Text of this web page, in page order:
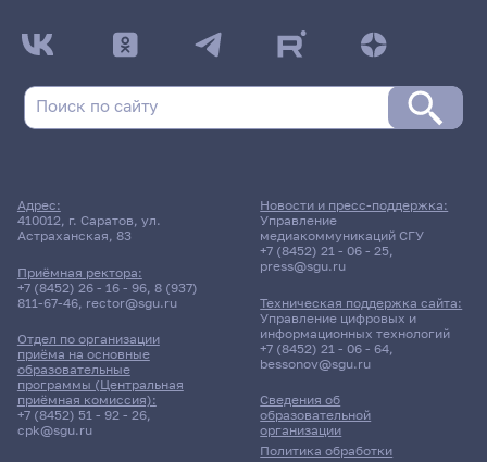
Адрес:
410012, г. Саратов, ул.
Астраханская, 83
Приёмная ректора:
+7 (8452) 26 - 16 - 96, 8 (937)
811-67-46, rector@sgu.ru
Отдел по организации
приёма на основные
образовательные
программы (Центральная
приёмная комиссия):
+7 (8452) 51 - 92 - 26,
cpk@sgu.ru
Сведения об
образовательной
организации
Политика обработки
Новости и пресс-поддержка:
Управление
медиакоммуникаций СГУ
+7 (8452) 21 - 06 - 25,
press@sgu.ru
Техническая поддержка сайта:
Управление цифровых и
информационных технологий
+7 (8452) 21 - 06 - 64,
bessonov@sgu.ru